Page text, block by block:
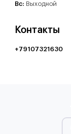
Вс: Выходной
Контакты
+79107321630